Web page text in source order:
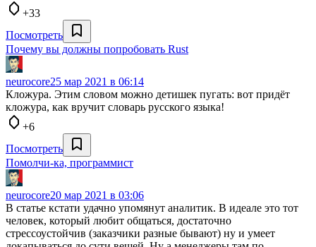
+33
Посмотреть
Почему вы должны попробовать Rust
neurocore25 мар 2021 в 06:14
Кложура. Этим словом можно детишек пугать: вот придёт
кложура, как вручит словарь русского языка!
+6
Посмотреть
Помолчи-ка, программист
neurocore20 мар 2021 в 03:06
В статье кстати удачно упомянут аналитик. В идеале это тот
человек, который любит общаться, достаточно
стрессоустойчив (заказчики разные бывают) ну и умеет